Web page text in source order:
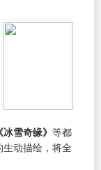
《冰雪奇缘》 等都
动描绘，将全